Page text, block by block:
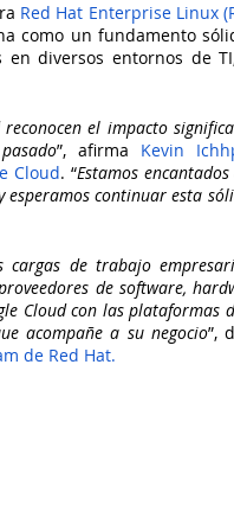
Red Hat Enterprise Linux
como un fundamento
diversos entornos de
el impacto
”, afirma Kevin
Cloud. “Estamos
esperamos continuar esta
de trabajo
de software,
Cloud con las plataformas
acompañe a su negocio”,
de Red Hat.